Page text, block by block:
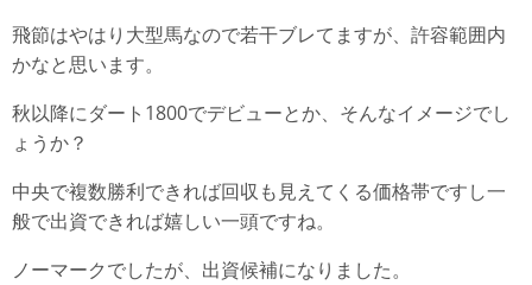
飛節はやはり大型馬なので若干ブレてますが、許容範囲内
かなと思います。
秋以降にダート1800でデビューとか、そんなイメージでし
ょうか？
中央で複数勝利できれば回収も見えてくる価格帯ですし一
般で出資できれば嬉しい一頭ですね。
ノーマークでしたが、出資候補になりました。